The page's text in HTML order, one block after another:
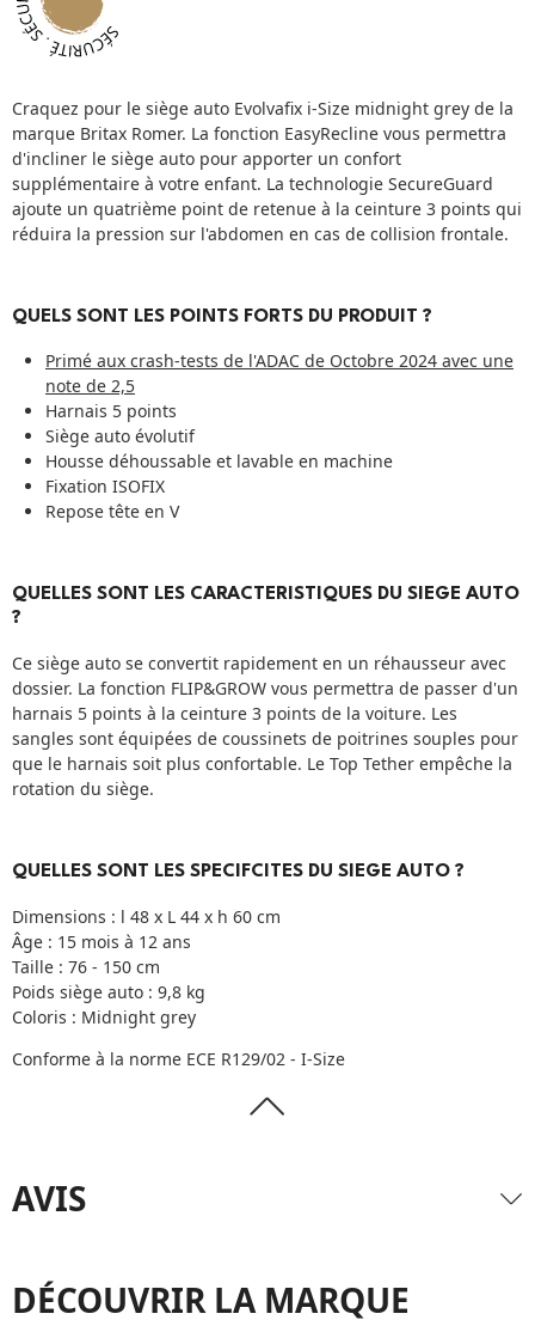
Craquez pour le siège auto Evolvafix i-Size midnight grey de la
marque Britax Romer. La fonction EasyRecline vous permettra
d'incliner le siège auto pour apporter un confort
supplémentaire à votre enfant. La technologie SecureGuard
ajoute un quatrième point de retenue à la ceinture 3 points qui
réduira la pression sur l'abdomen en cas de collision frontale.
QUELS SONT LES POINTS FORTS DU PRODUIT ?
Primé aux crash-tests de l'ADAC de Octobre 2024 avec une
note de 2,5
Harnais 5 points
Siège auto évolutif
Housse déhoussable et lavable en machine
Fixation ISOFIX
Repose tête en V
QUELLES SONT LES CARACTERISTIQUES DU SIEGE AUTO
?
Ce siège auto se convertit rapidement en un réhausseur avec
dossier. La fonction FLIP&GROW vous permettra de passer d'un
harnais 5 points à la ceinture 3 points de la voiture. Les
sangles sont équipées de coussinets de poitrines souples pour
que le harnais soit plus confortable. Le Top Tether empêche la
rotation du siège.
QUELLES SONT LES SPECIFCITES DU SIEGE AUTO ?
Dimensions : l 48 x L 44 x h 60 cm
Âge : 15 mois à 12 ans
Taille : 76 - 150 cm
Poids siège auto : 9,8 kg
Coloris : Midnight grey
Conforme à la norme ECE R129/02 - I-Size
AVIS
DÉCOUVRIR LA MARQUE